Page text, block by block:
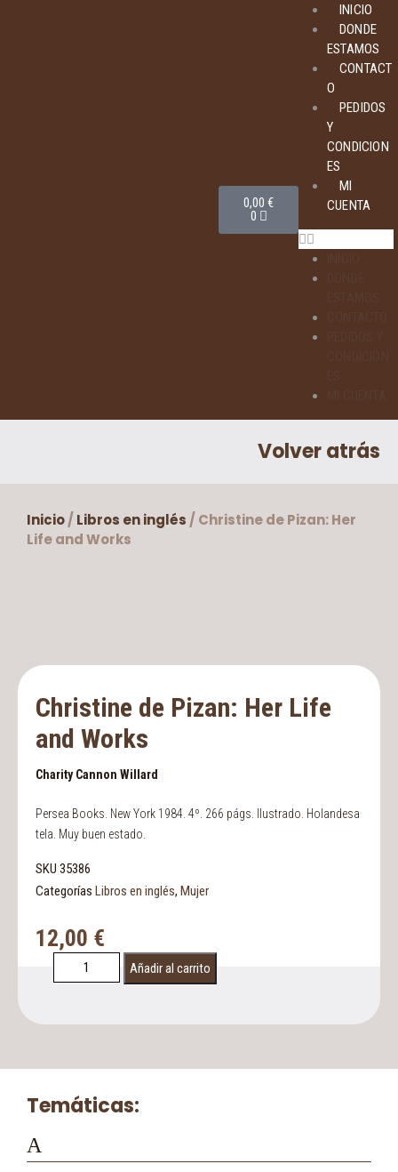
0,00€
0
INICIO
DONDE
ESTAMOS
CONTACT
O
PEDIDOS
Y
CONDICION
ES
MI
CUENTA
Temáticas:
A
Volver atrás
Inicio/ Libros en inglés / Christine de Pizan: Her
Life and Works
Christine de Pizan: Her Life
and Works
Charity Cannon Willard
Persea Books. New York 1984. 4º. 266 págs. Ilustrado. Holandesa
tela. Muy buen estado.
SKU 35386
Categorías Libros en inglés, Mujer
12,00 €
Añadir al carrito